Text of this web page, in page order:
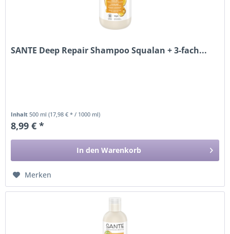
SANTE Deep Repair Shampoo Squalan + 3-fach...
Inhalt500 ml(17,98 € * / 1000 ml)
8,99 € *
In den Warenkorb
Merken